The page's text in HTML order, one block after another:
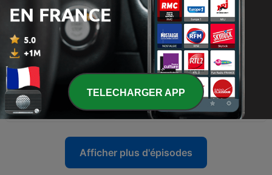
46 - Sandra PETIT – Harmonie intérieure #fengshui
29 juil. 2023
45 - Rachel M KÖNG - Tatouage Vibratoire
29 juil. 2023
44 - Nina VOIT - La Cuisine du bon sens
28 juil. 2023
Afficher plus d'épisodes
TELECHARGER APP